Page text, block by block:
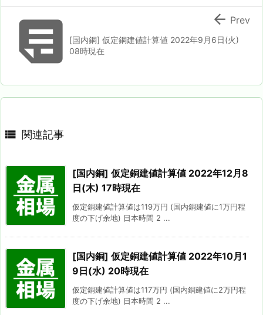
[国内銅] 仮定銅建値計算値 2022年9月6日(火)
08時現在
 Prev
 関連記事
[国内銅] 仮定銅建値計算値 2022年12月8
日(木) 17時現在
仮定銅建値計算値は119万円 (国内銅建値に1万円程
度の下げ余地) 日本時間 2 ...
[国内銅] 仮定銅建値計算値 2022年10月1
9日(水) 20時現在
仮定銅建値計算値は117万円 (国内銅建値に2万円程
度の下げ余地) 日本時間 2 ...